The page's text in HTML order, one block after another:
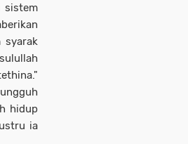
sistem
syarak
hidup
ia